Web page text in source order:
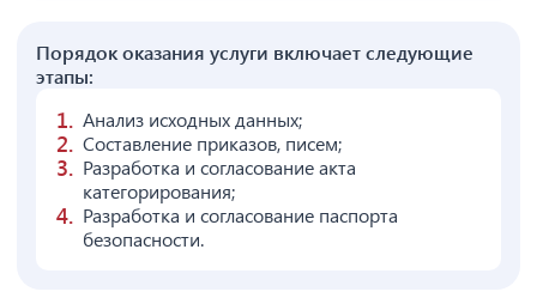
Порядок оказания услуги включает следующие
этапы:
Анализ исходных данных;
Составление приказов, писем;
Разработка и согласование акта
категорирования;
Разработка и согласование паспорта
безопасности.